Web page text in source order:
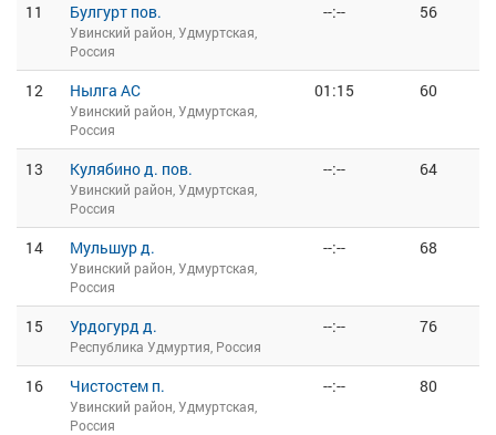
11 Булгурт пов.
Увинский район, Удмуртская,
Россия
--:-- 56
12 Нылга АС
Увинский район, Удмуртская,
Россия
01:15 60
13 Кулябино д. пов.
Увинский район, Удмуртская,
Россия
--:-- 64
14 Мульшур д.
Увинский район, Удмуртская,
Россия
--:-- 68
15 Урдогурд д.
Республика Удмуртия, Россия
--:-- 76
16 Чистостем п.
Увинский район, Удмуртская,
Россия
--:-- 80